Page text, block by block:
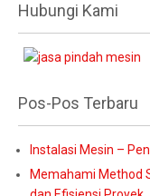
Hubungi Kami
Pos-Pos Terbaru
Instalasi Mesin –
Memahami Method